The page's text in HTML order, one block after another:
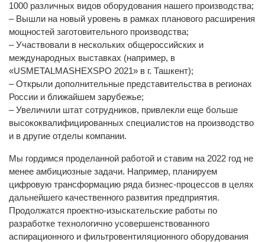
1000 различных видов оборудования нашего производства;
– Вышли на новый уровень в рамках планового расширения
мощностей заготовительного производства;
– Участвовали в нескольких общероссийских и
международных выставках (например, в
«USMETALMASHEXSPO 2021» в г. Ташкент);
– Открыли дополнительные представительства в регионах
России и ближайшем зарубежье;
– Увеличили штат сотрудников, привлекли еще больше
высококвалифицированных специалистов на производство
и в другие отделы компании.
Мы гордимся проделанной работой и ставим на 2022 год не
менее амбициозные задачи. Например, планируем
цифровую трансформацию ряда бизнес-процессов в целях
дальнейшего качественного развития предприятия.
Продолжатся проектно-изыскательские работы по
разработке технологично усовершенствованного
аспирационного и фильтровентиляционного оборудования